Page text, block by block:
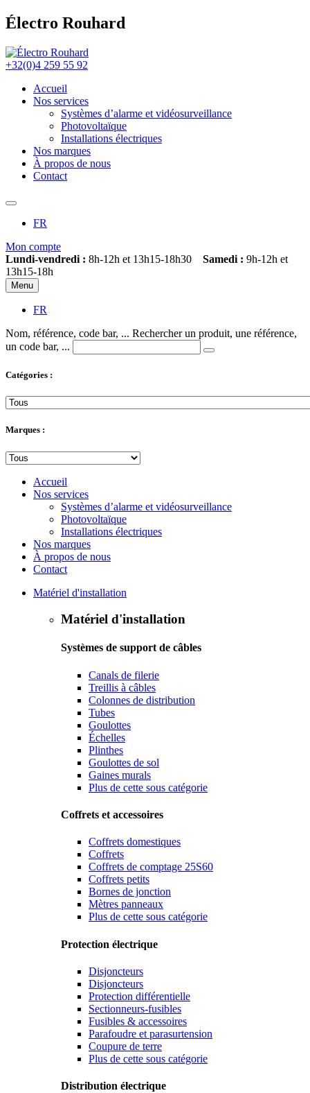
Électro Rouhard
+32(0)4 259 55 92
Accueil
Nos services
Systèmes d’alarme et vidéosurveillance
Photovoltaïque
Installations électriques
Nos marques
À propos de nous
Contact
FR
Mon compte
Lundi-vendredi : 8h-12h et 13h15-18h30 Samedi : 9h-12h et
13h15-18h
Menu
FR
Nom, référence, code bar, ... Rechercher un produit, une référence,
un code bar, ...
Catégories :
Marques :
Accueil
Nos services
Systèmes d’alarme et vidéosurveillance
Photovoltaïque
Installations électriques
Nos marques
À propos de nous
Contact
Matériel d'installation
Matériel d'installation
Systèmes de support de câbles
Canals de filerie
Treillis à câbles
Colonnes de distribution
Tubes
Goulottes
Échelles
Plinthes
Goulottes de sol
Gaines murals
Plus de cette sous catégorie
Coffrets et accessoires
Coffrets domestiques
Coffrets
Coffrets de comptage 25S60
Coffrets petits
Bornes de jonction
Mètres panneaux
Plus de cette sous catégorie
Protection électrique
Disjoncteurs
Disjoncteurs
Protection différentielle
Sectionneurs-fusibles
Fusibles & accessoires
Parafoudre et parasurtension
Coupure de terre
Plus de cette sous catégorie
Distribution électrique